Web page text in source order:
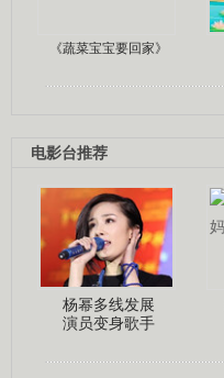
《蔬菜宝宝要回家》
电影台推荐
杨幂多线发展
演员变身歌手